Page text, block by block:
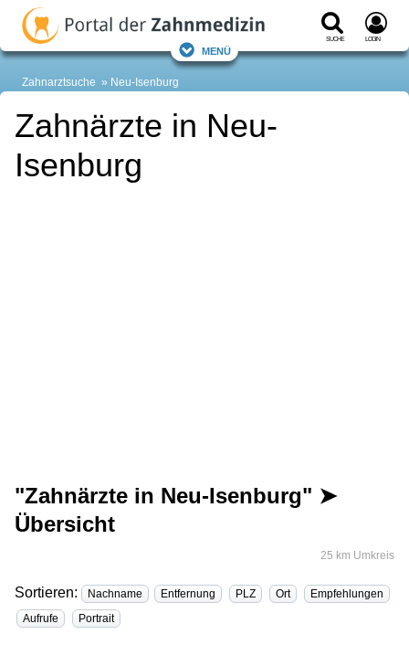
Suche Login
Menü
Zahnarztsuche Neu-Isenburg
Zahnärzte in Neu-
Isenburg
"Zahnärzte in Neu-Isenburg" ➤
Übersicht
25 km Umkreis
Sortieren: Nachname Entfernung PLZ Ort
Empfehlungen
Aufrufe
Portrait